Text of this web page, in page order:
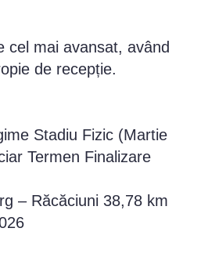
cel mai avansat, având
de recepție.
Stadiu Fizic (Martie
Termen Finalizare
– Răcăciuni 38,78 km